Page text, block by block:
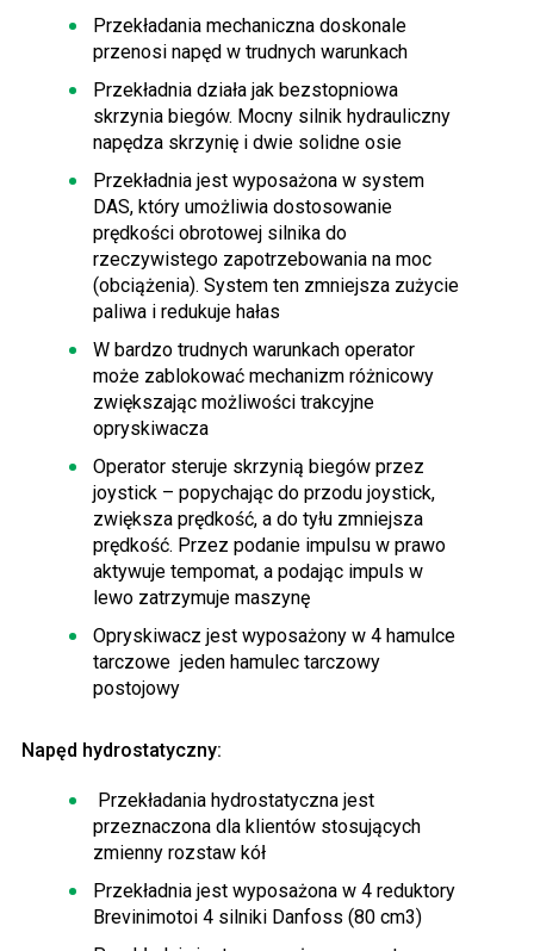
Przekładania mechaniczna doskonale
przenosi napęd w trudnych warunkach
Przekładnia działa jak bezstopniowa
skrzynia biegów. Mocny silnik hydrauliczny
napędza skrzynię i dwie solidne osie
Przekładnia jest wyposażona w system
DAS, który umożliwia dostosowanie
prędkości obrotowej silnika do
rzeczywistego zapotrzebowania na moc
(obciążenia). System ten zmniejsza zużycie
paliwa i redukuje hałas
W bardzo trudnych warunkach operator
może zablokować mechanizm różnicowy
zwiększając możliwości trakcyjne
opryskiwacza
Operator steruje skrzynią biegów przez
joystick – popychając do przodu joystick,
zwiększa prędkość, a do tyłu zmniejsza
prędkość. Przez podanie impulsu w prawo
aktywuje tempomat, a podając impuls w
lewo zatrzymuje maszynę
Opryskiwacz jest wyposażony w 4 hamulce
tarczowe jeden hamulec tarczowy
postojowy
Napęd hydrostatyczny:
Przekładania hydrostatyczna jest
przeznaczona dla klientów stosujących
zmienny rozstaw kół
Przekładnia jest wyposażona w 4 reduktory
Brevinimotoi 4 silniki Danfoss (80 cm3)